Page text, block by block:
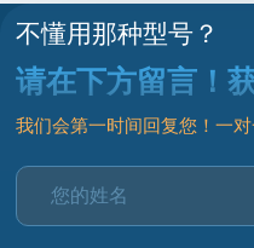
不懂用那种型号？
请在下方留言！
我们会第一时间回复您！一对